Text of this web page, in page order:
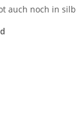
auch noch in